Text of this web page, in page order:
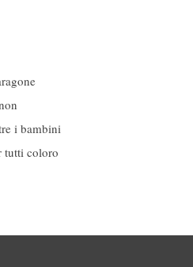
i bambini
tutti coloro